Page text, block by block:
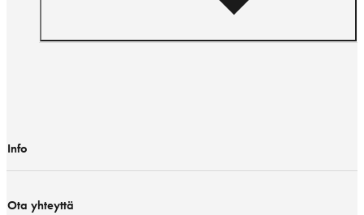
Info
Ota yhteyttä